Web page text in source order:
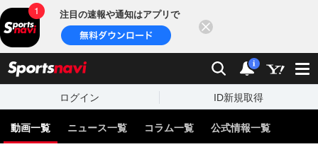
注目の速報や通知はアプリで
検索 通知
i
ログイン ID新規取得
動画一覧 ニュース一覧 コラム一覧 公式情報一覧